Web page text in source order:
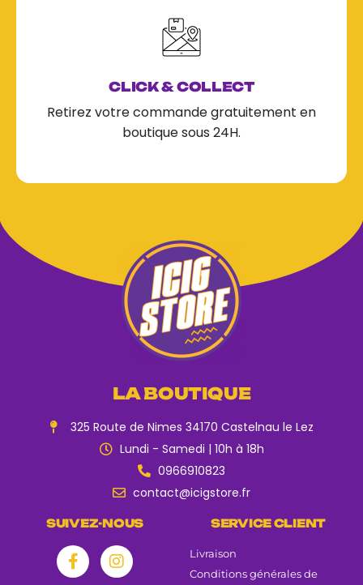
CLICK & COLLECT
Retirez votre commande gratuitement en
boutique sous 24H.
LA BOUTIQUE
325 Route de Nimes 34170 Castelnau le Lez
Lundi - Samedi | 10h à 18h
0966910823
contact@icigstore.fr
SUIVEZ-NOUS SERVICE CLIENT
Livraison
Conditions générales de